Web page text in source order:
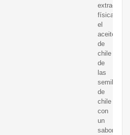
extrae
el
aceite
de
chile
de
las
semillas
de
chile
con
un
sabor